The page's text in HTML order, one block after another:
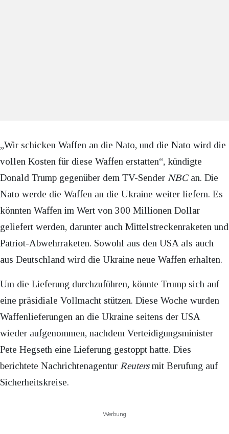
„Wir schicken Waffen an die Nato, und die Nato wird die
vollen Kosten für diese Waffen erstatten“, kündigte
Donald Trump gegenüber dem TV-Sender NBCan. Die
Nato werde die Waffen an die Ukraine weiter liefern. Es
könnten Waffen im Wert von 300 Millionen Dollar
geliefert werden, darunter auch Mittelstreckenraketen und
Patriot-Abwehrraketen. Sowohl aus den USA als auch
aus Deutschland wird die Ukraine neue Waffen erhalten.
Um die Lieferung durchzuführen, könnte Trump sich auf
eine präsidiale Vollmacht stützen. Diese Woche wurden
Waffenlieferungen an die Ukraine seitens der USA
wieder aufgenommen, nachdem Verteidigungsminister
Pete Hegseth eine Lieferung gestoppt hatte. Dies
berichtete Nachrichtenagentur Reutersmit Berufung auf
Sicherheitskreise.
Werbung